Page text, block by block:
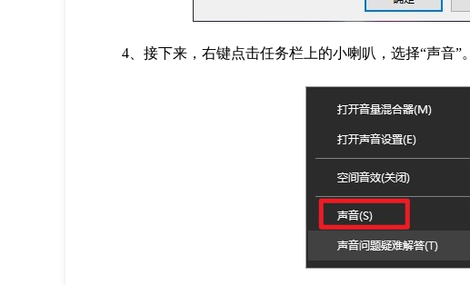
4、接下来，右键点击任务栏上的小喇叭，选择“声音”。